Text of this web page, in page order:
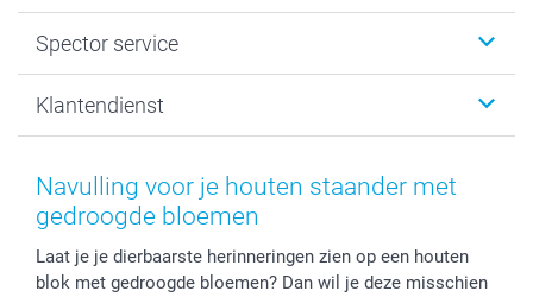
Fotoboeken
Fotoprints, Fotoposter & Fotoalbum met fotoprints
Fotokaders, Decoratie en Snoepjes
Smartphone cases
Sitemap
Privacybeleid
Spector service
smartbonus
Mijn orderstatus
Klantendienst
Navulling voor je houten staander met
gedroogde bloemen
Laat je je dierbaarste herinneringen zien op een houten
blok met gedroogde bloemen? Dan wil je deze misschien